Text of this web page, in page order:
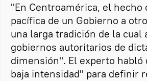
"En Centroamérica, el hecho
pacífica de un Gobierno a
una larga tradición de la cual
gobiernos autoritarios de
dimensión". El experto
baja intensidad" para definir